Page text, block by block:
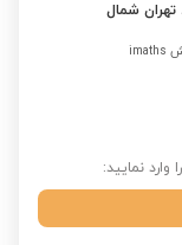
تهران شمال
نمایید: